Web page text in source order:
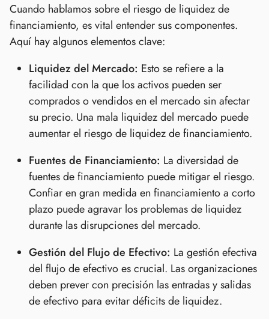
Cuando hablamos sobre el riesgo de liquidez de
financiamiento, es vital entender sus componentes.
Aquí hay algunos elementos clave:
Liquidez del Mercado: Esto se refiere a la
facilidad con la que los activos pueden ser
comprados o vendidos en el mercado sin afectar
su precio. Una mala liquidez del mercado puede
aumentar el riesgo de liquidez de financiamiento.
Fuentes de Financiamiento: La diversidad de
fuentes de financiamiento puede mitigar el riesgo.
Confiar en gran medida en financiamiento a corto
plazo puede agravar los problemas de liquidez
durante las disrupciones del mercado.
Gestión del Flujo de Efectivo: La gestión efectiva
del flujo de efectivo es crucial. Las organizaciones
deben prever con precisión las entradas y salidas
de efectivo para evitar déficits de liquidez.